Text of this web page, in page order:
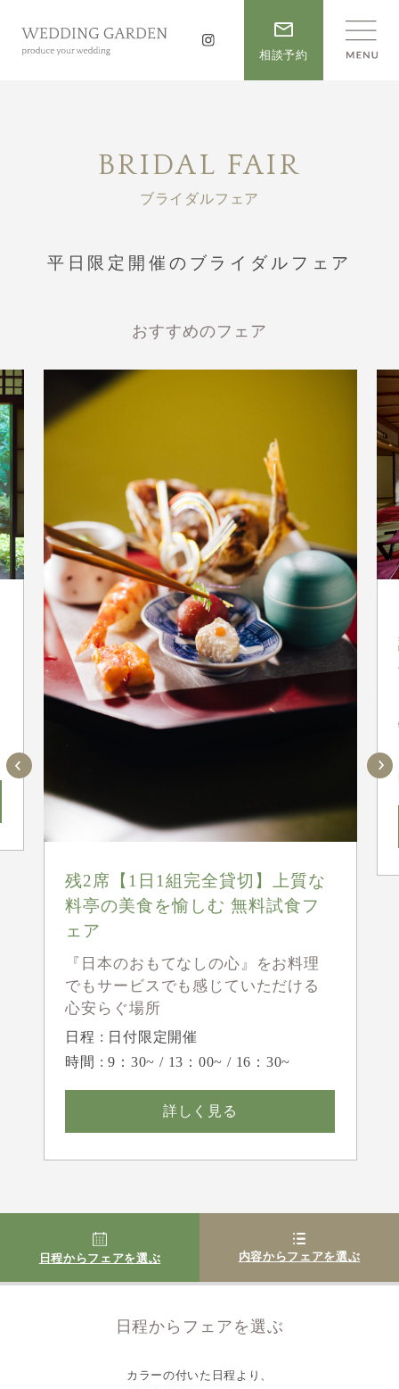
相談予約
BRIDAL FAIR
ブライダルフェア
平日限定開催のブライダルフェア
おすすめのフェア
残2席【1日1組完全貸切】上質な
料亭の美食を愉しむ 無料試食フ
ェア
『日本のおもてなしの心』をお料理
でもサービスでも感じていただける
心安らぐ場所
日程 : 日付限定開催
時間 : 9：30~ / 13：00~ / 16：30~
詳しく見る
日程からフェアを選ぶ 内容からフェアを選ぶ
日程からフェアを選ぶ
カラーの付いた日程より、